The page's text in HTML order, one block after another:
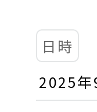
日時
2025